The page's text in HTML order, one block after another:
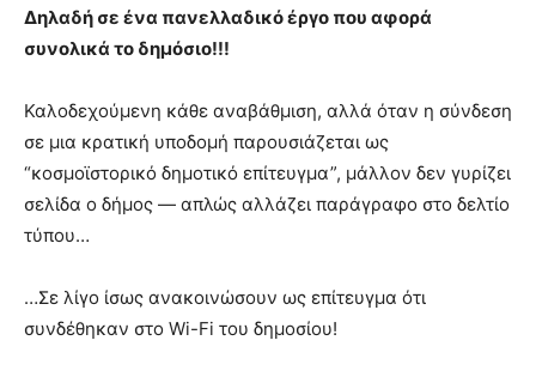
Δηλαδή σε ένα πανελλαδικό έργο που αφορά
συνολικά το δημόσιο!!!
Καλοδεχούμενη κάθε αναβάθμιση, αλλά όταν η σύνδεση
σε μια κρατική υποδομή παρουσιάζεται ως
“κοσμοϊστορικό δημοτικό επίτευγμα”, μάλλον δεν γυρίζει
σελίδα ο δήμος — απλώς αλλάζει παράγραφο στο δελτίο
τύπου…
…Σε λίγο ίσως ανακοινώσουν ως επίτευγμα ότι
συνδέθηκαν στο Wi-Fi του δημοσίου!